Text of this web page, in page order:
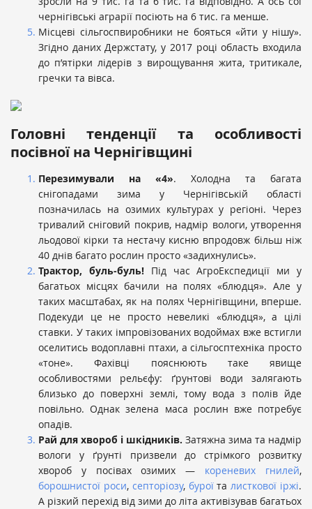
чернігівські аграрії посіють на 6 тис. га менше.
Місцеві сільгоспвиробники не бояться «йти у нішу».
Згідно даних Держстату, у 2017 році область входила
до п’ятірки лідерів з вирощування жита, тритикале,
гречки та вівса.
Головні тенденції та особливості
посівної на Чернігівщині
Перезимували на «4». Холодна та багата
снігопадами зима у Чернігівській області
позначилась на озимих культурах у регіоні. Через
тривалий сніговий покрив, надмір вологи, утворення
льодової кірки та нестачу кисню впродовж більш ніж
40 днів багато рослин просто «задихнулись».
Трактор, буль-буль! Під час АгроЕкспедиції ми у
багатьох місцях бачили на полях «блюдця». Але у
таких масштабах, як на полях Чернігівщини, вперше.
Подекуди це не просто невеликі «блюдця», а цілі
ставки. У таких імпровізованих водоймах вже встигли
оселитись водоплавні птахи, а сільгосптехніка просто
«тоне». Фахівці пояснюють таке явище
особливостями рельєфу: ґрунтові води залягають
близько до поверхні землі, тому вода з полів йде
повільно. Однак зелена маса рослин вже потребує
опадів.
Рай для хвороб і шкідників. Затяжна зима та надмір
вологи у ґрунті призвели до стрімкого розвитку
хвороб у посівах озимих — кореневих гнилей,
борошнистої роси, септоріозу, буроїталисткової іржі.
А різкий перехід від зими до літа активізував багатьох